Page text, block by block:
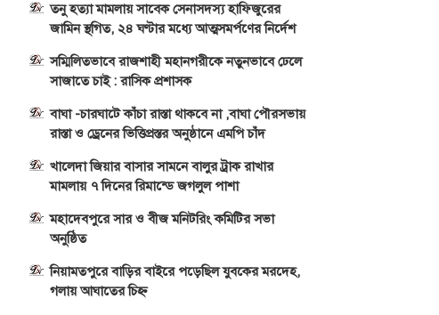
তনু হত্যা মামলায় সাবেক সেনাসদস্য হাফিজুরের
জামিন স্থগিত, ২৪ ঘণ্টার মধ্যে আত্মসমর্পণের নির্দেশ
সম্মিলিতভাবে রাজশাহী মহানগরীকে নতুনভাবে ঢেলে
সাজাতে চাই : রাসিক প্রশাসক
বাঘা -চারঘাটে কাঁচা রাস্তা থাকবে না ,বাঘা পৌরসভায়
রাস্তা ও ড্রেনের ভিত্তিপ্রস্তর অনুষ্ঠানে এমপি চাঁদ
খালেদা জিয়ার বাসার সামনে বালুর ট্রাক রাখার
মামলায় ৭ দিনের রিমান্ডে জগলুল পাশা
মহাদেবপুরে সার ও বীজ মনিটরিং কমিটির সভা
অনুষ্ঠিত
নিয়ামতপুরে বাড়ির বাইরে পড়েছিল যুবকের মরদেহ,
গলায় আঘাতের চিহ্ন